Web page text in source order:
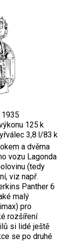
1935
125 k
3,8 l/83 k
a dvěma
vozu Lagonda
(tedy
viz např.
Panther 6
malý
pro
rozšíření
si lidé ještě
se po druhé